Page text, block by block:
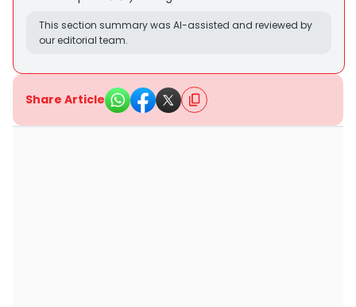
This section summary was AI-assisted and reviewed by
our editorial team.
Share Article